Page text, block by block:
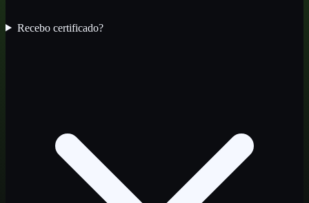
Recebo certificado?